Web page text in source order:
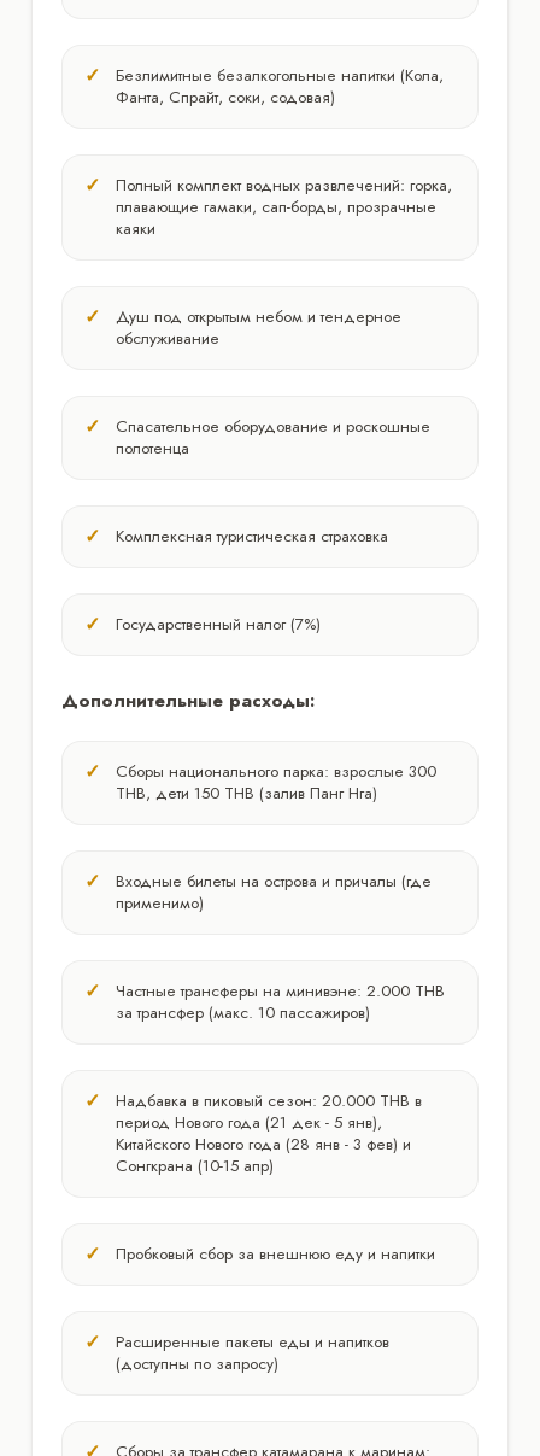
Безлимитные безалкогольные напитки (Кола,
Фанта, Спрайт, соки, содовая)
Полный комплект водных развлечений: горка,
плавающие гамаки, сап-борды, прозрачные
каяки
Душ под открытым небом и тендерное
обслуживание
Спасательное оборудование и роскошные
полотенца
Комплексная туристическая страховка
Государственный налог (7%)
Дополнительные расходы:
Сборы национального парка: взрослые 300
THB, дети 150 THB (залив Панг Нга)
Входные билеты на острова и причалы (где
применимо)
Частные трансферы на минивэне: 2.000 THB
за трансфер (макс. 10 пассажиров)
Надбавка в пиковый сезон: 20.000 THB в
период Нового года (21 дек - 5 янв),
Китайского Нового года (28 янв - 3 фев) и
Сонгкрана (10-15 апр)
Пробковый сбор за внешнюю еду и напитки
Расширенные пакеты еды и напитков
(доступны по запросу)
Сборы за трансфер катамарана к маринам: